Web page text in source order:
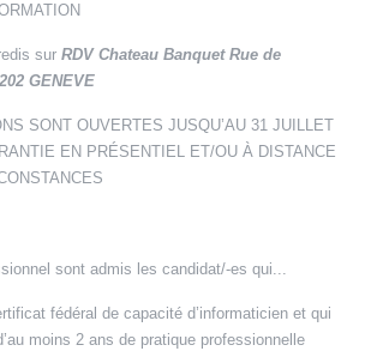
sur RDV Chateau Banquet Rue de
GENEVE
SONT OUVERTES JUSQU’AU 31 JUILLET
EN PRÉSENTIEL ET/OU À DISTANCE
sont admis les candidat/-es qui...
fédéral de capacité d’informaticien et qui
moins 2 ans de pratique professionnelle